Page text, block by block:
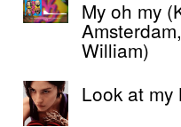
My oh my
William)
Look at my